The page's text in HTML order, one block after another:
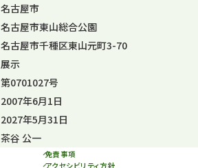
名古屋市
名古屋市東山総合公園
名古屋市千種区東山元町3-70
展示
第0701027号
2007年6月1日
2027年5月31日
茶谷 公一
免責事項
アクセシビリティ方針